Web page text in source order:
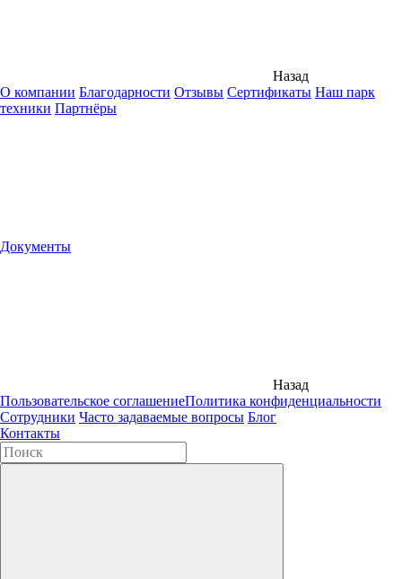
Назад
О компании Благодарности Отзывы Сертификаты Наш парк
техники Партнёры
Документы
Назад
Пользовательское соглашениеПолитика конфиденциальности
Сотрудники Часто задаваемые вопросы Блог
Контакты